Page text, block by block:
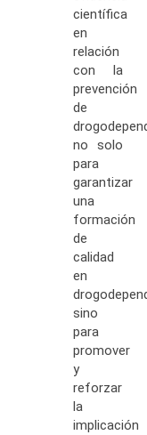
científica
en
relación
con la
prevención
de
no solo
para
garantizar
una
formación
de
calidad
en
sino
para
promover
y
reforzar
la
implicación